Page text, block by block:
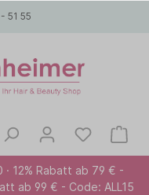
51 55
· 12% Rabatt ab 79 € -
ab 99 € - Code: ALL15